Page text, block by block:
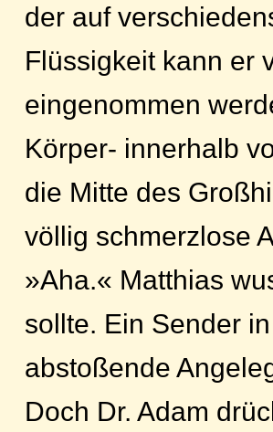
der auf
Flüssigkeit kann er
eingenommen
Körper- innerhalb
die Mitte des
völlig schmerzlose
»Aha.« Matthias
sollte. Ein Sender
abstoßende
Doch Dr. Adam